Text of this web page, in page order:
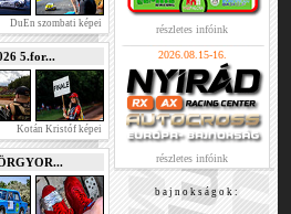
DuEn szombati képei
5.for...
Kotán Kristóf képei
részletes infóink
2026.08.15-16.
részletes infóink
b a j n o k s á g o k :